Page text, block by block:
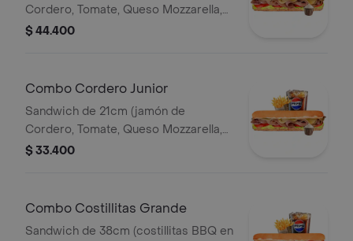
Cordero, Tomate, Queso Mozzarella,
Lechuga y Salsa de Ajo) Papa
$ 44.400
Combo Cordero Junior
Sandwich de 21cm (jamón de
Cordero, Tomate, Queso Mozzarella,
Lechuga y Salsa de Ajo) Papa
$ 33.400
Combo Costillitas Grande
Sandwich de 38cm (costillitas BBQ en